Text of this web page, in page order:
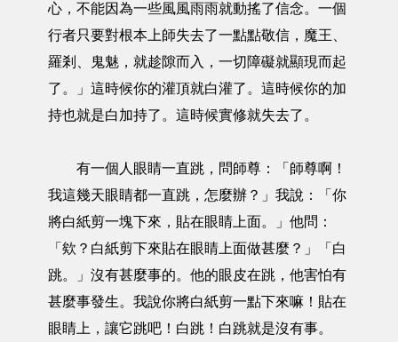
心，不能因為一些風風雨雨就動搖了信念。一個
行者只要對根本上師失去了一點點敬信，魔王、
羅剎、鬼魅，就趁隙而入，一切障礙就顯現而起
了。」這時候你的灌頂就白灌了。這時候你的加
持也就是白加持了。這時候實修就失去了。
有一個人眼睛一直跳，問師尊：「師尊啊！
我這幾天眼睛都一直跳，怎麼辦？」我說：「你
將白紙剪一塊下來，貼在眼睛上面。」他問：
「欸？白紙剪下來貼在眼睛上面做甚麼？」「白
跳。」沒有甚麼事的。他的眼皮在跳，他害怕有
甚麼事發生。我說你將白紙剪一點下來嘛！貼在
眼睛上，讓它跳吧！白跳！白跳就是沒有事。